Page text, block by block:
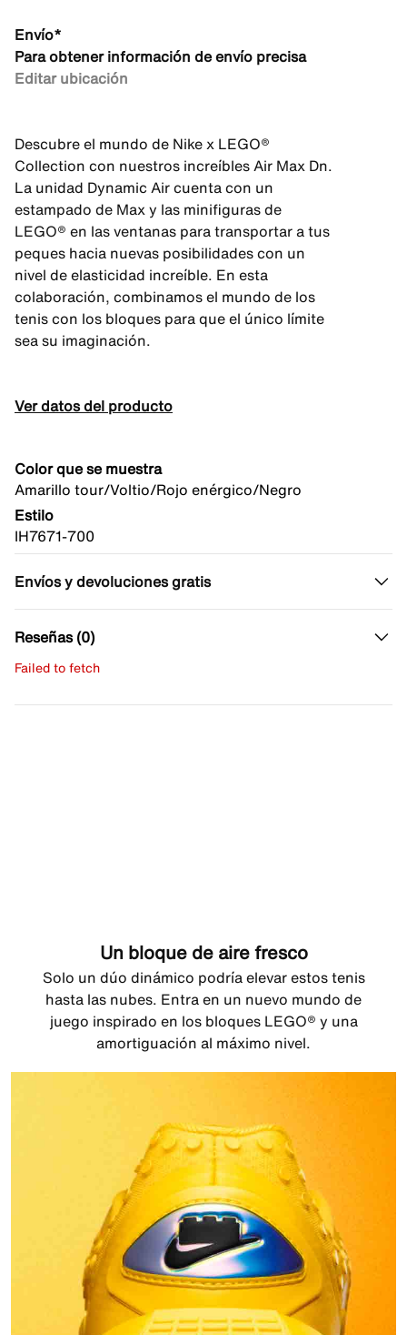
Envío*
Para obtener información de envío precisa
Editar ubicación
Descubre el mundo de Nike x LEGO®
Collection con nuestros increíbles Air Max Dn.
La unidad Dynamic Air cuenta con un
estampado de Max y las minifiguras de
LEGO® en las ventanas para transportar a tus
peques hacia nuevas posibilidades con un
nivel de elasticidad increíble. En esta
colaboración, combinamos el mundo de los
tenis con los bloques para que el único límite
sea su imaginación.
Ver datos del producto
Color que se muestra
Amarillo tour/Voltio/Rojo enérgico/Negro
Estilo
IH7671-700
Envíos y devoluciones gratis
Reseñas (0)
Failed to fetch
Un bloque de aire fresco
Solo un dúo dinámico podría elevar estos tenis
hasta las nubes. Entra en un nuevo mundo de
juego inspirado en los bloques LEGO® y una
amortiguación al máximo nivel.